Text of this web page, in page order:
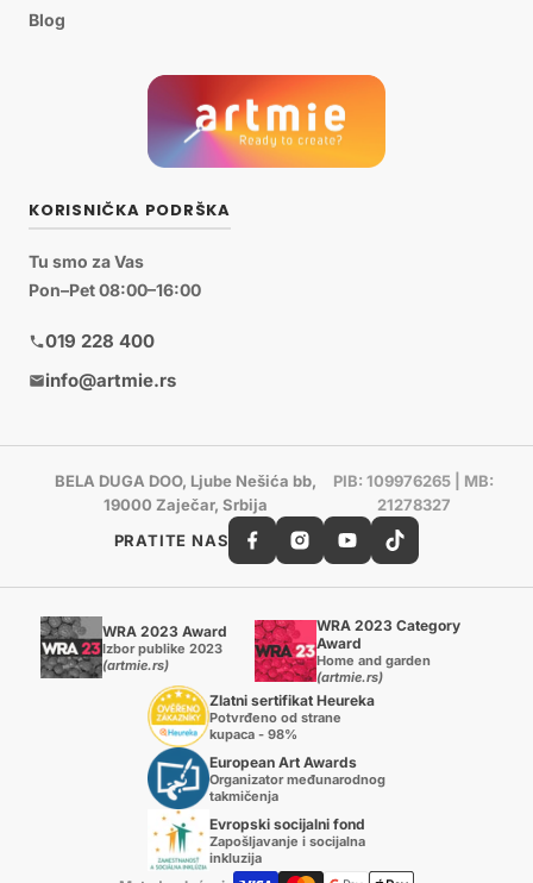
Blog
KORISNIČKA PODRŠKA
Tu smo za Vas
Pon–Pet 08:00–16:00
019 228 400
info@artmie.rs
BELA DUGA DOO, Ljube Nešića bb,
19000 Zaječar, Srbija
PIB: 109976265 | MB:
21278327
PRATITE NAS
WRA 2023 Award
Izbor publike 2023
(artmie.rs)
WRA 2023 Category
Award
Home and garden
(artmie.rs)
Zlatni sertifikat Heureka
Potvrđeno od strane
kupaca - 98%
European Art Awards
Organizator međunarodnog
takmičenja
Evropski socijalni fond
Zapošljavanje i socijalna
inkluzija